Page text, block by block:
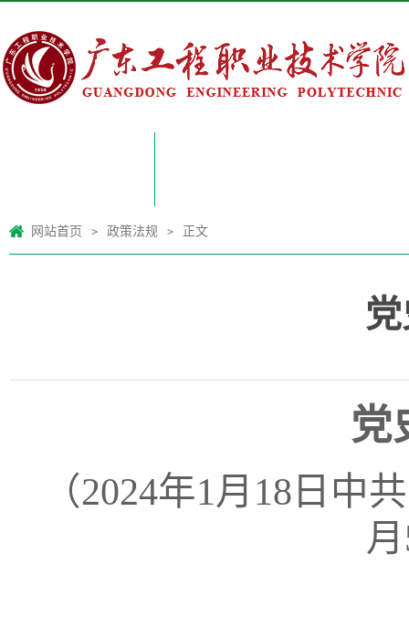
网站首页 > 政策法规 > 正文
党
（2024年1月18日中